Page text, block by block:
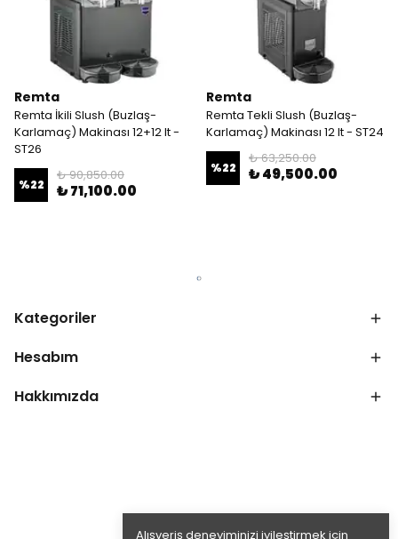
Alışveriş deneyiminizi iyileştirmek için
Remta
Remta İkili Slush (Buzlaş-
Karlamaç) Makinası 12+12 lt -
ST26
%22
₺ 90,850.00
₺ 71,100.00
Remta
Remta Tekli Slush (Buzlaş-
Karlamaç) Makinası 12 lt - ST24
%22
₺ 63,250.00
₺ 49,500.00
Kategoriler
Hesabım
Hakkımızda